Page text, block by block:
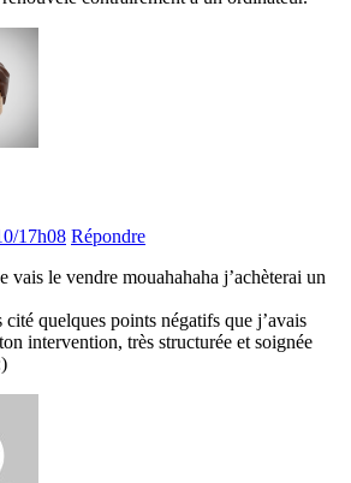
17h08 Répondre
vais le vendre mouahahaha j’achèterai un
cité quelques points négatifs que j’avais
intervention, très structurée et soignée